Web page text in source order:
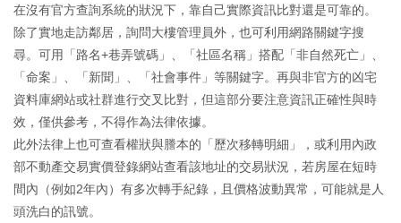
在沒有官方查詢系統的狀況下，靠自己實際資訊比對還是可靠的。
除了實地走訪鄰居，詢問大樓管理員外，也可利用網路關鍵字搜
尋。可用「路名+巷弄號碼」、「社區名稱」搭配「非自然死亡」、
「命案」、「新聞」、「社會事件」等關鍵字。再與非官方的凶宅
資料庫網站或社群進行交叉比對，但這部分要注意資訊正確性與時
效，僅供參考，不得作為法律依據。
此外法律上也可查看權狀與謄本的「歷次移轉明細」，或利用內政
部不動產交易實價登錄網站查看該地址的交易狀況，若房屋在短時
間內（例如2年內）有多次轉手紀錄，且價格波動異常，可能就是人
頭洗白的訊號。